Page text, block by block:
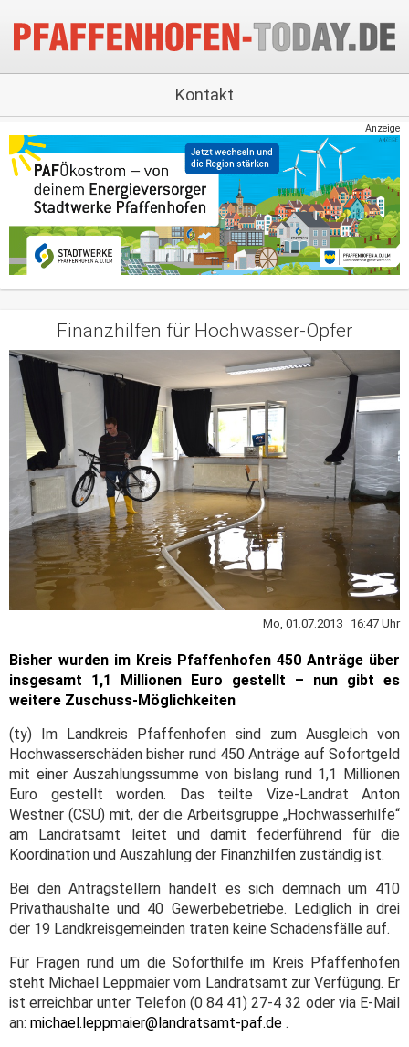
Kontakt
Anzeige
Finanzhilfen für Hochwasser-Opfer
Mo, 01.07.2013 16:47 Uhr
Bisher wurden im Kreis Pfaffenhofen 450 Anträge über
insgesamt 1,1 Millionen Euro gestellt – nun gibt es
weitere Zuschuss-Möglichkeiten
(ty) Im Landkreis Pfaffenhofen sind zum Ausgleich von
Hochwasserschäden bisher rund 450 Anträge auf Sofortgeld
mit einer Auszahlungssumme von bislang rund 1,1 Millionen
Euro gestellt worden. Das teilte Vize-Landrat Anton
Westner (CSU) mit, der die Arbeitsgruppe „Hochwasserhilfe“
am Landratsamt leitet und damit federführend für die
Koordination und Auszahlung der Finanzhilfen zuständig ist.
Bei den Antragstellern handelt es sich demnach um 410
Privathaushalte und 40 Gewerbebetriebe. Lediglich in drei
der 19 Landkreisgemeinden traten keine Schadensfälle auf.
Für Fragen rund um die Soforthilfe im Kreis Pfaffenhofen
steht Michael Leppmaier vom Landratsamt zur Verfügung. Er
ist erreichbar unter Telefon (0 84 41) 27-4 32 oder via E-Mail
an: michael.leppmaier@landratsamt-paf.de .